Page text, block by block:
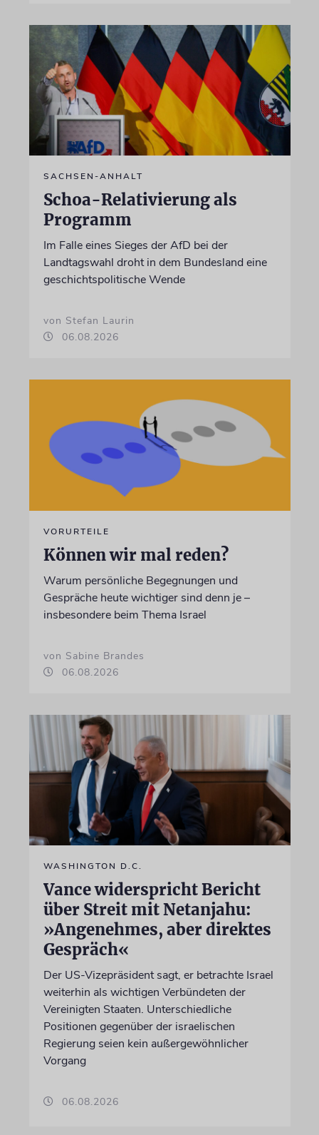
SACHSEN-ANHALT
Schoa-Relativierung als
Programm
Im Falle eines Sieges der AfD bei der
Landtagswahl droht in dem Bundesland eine
geschichtspolitische Wende
von Stefan Laurin
06.08.2026
VORURTEILE
Können wir mal reden?
Warum persönliche Begegnungen und
Gespräche heute wichtiger sind denn je –
insbesondere beim Thema Israel
von Sabine Brandes
06.08.2026
WASHINGTON D.C.
Vance widerspricht Bericht
über Streit mit Netanjahu:
»Angenehmes, aber direktes
Gespräch«
Der US-Vizepräsident sagt, er betrachte Israel
weiterhin als wichtigen Verbündeten der
Vereinigten Staaten. Unterschiedliche
Positionen gegenüber der israelischen
Regierung seien kein außergewöhnlicher
Vorgang
06.08.2026